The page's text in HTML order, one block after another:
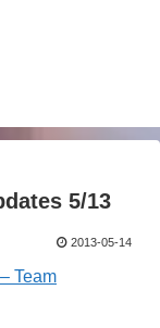
5/13
2013-05-14
Team